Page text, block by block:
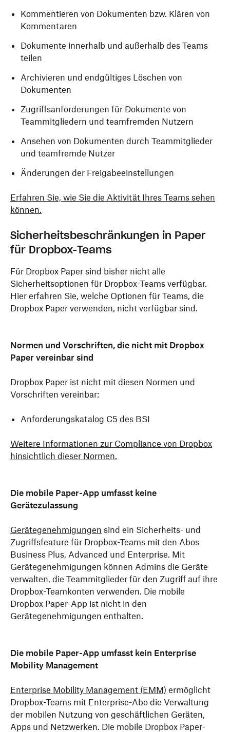
Kommentieren von Dokumenten bzw. Klären von
Kommentaren
Dokumente innerhalb und außerhalb des Teams
teilen
Archivieren und endgültiges Löschen von
Dokumenten
Zugriffsanforderungen für Dokumente von
Teammitgliedern und teamfremden Nutzern
Ansehen von Dokumenten durch Teammitglieder
und teamfremde Nutzer
Änderungen der Freigabeeinstellungen
Erfahren Sie, wie Sie die Aktivität Ihres Teams sehen
können.
Sicherheitsbeschränkungen in Paper
für Dropbox-Teams
Für Dropbox Paper sind bisher nicht alle
Sicherheitsoptionen für Dropbox-Teams verfügbar.
Hier erfahren Sie, welche Optionen für Teams, die
Dropbox Paper verwenden, nicht verfügbar sind.
Normen und Vorschriften, die nicht mit Dropbox
Paper vereinbar sind
Dropbox Paper ist nicht mit diesen Normen und
Vorschriften vereinbar:
Anforderungskatalog C5 des BSI
Weitere Informationen zur Compliance von Dropbox
hinsichtlich dieser Normen.
Die mobile Paper-App umfasst keine
Gerätezulassung
Gerätegenehmigungen sind ein Sicherheits- und
Zugriffsfeature für Dropbox-Teams mit den Abos
Business Plus, Advanced und Enterprise. Mit
Gerätegenehmigungen können Admins die Geräte
verwalten, die Teammitglieder für den Zugriff auf ihre
Dropbox-Teamkonten verwenden. Die mobile
Dropbox Paper-App ist nicht in den
Gerätegenehmigungen enthalten.
Die mobile Paper-App umfasst kein Enterprise
Mobility Management
Enterprise Mobility Management (EMM) ermöglicht
Dropbox-Teams mit Enterprise-Abo die Verwaltung
der mobilen Nutzung von geschäftlichen Geräten,
Apps und Netzwerken. Die mobile Dropbox Paper-